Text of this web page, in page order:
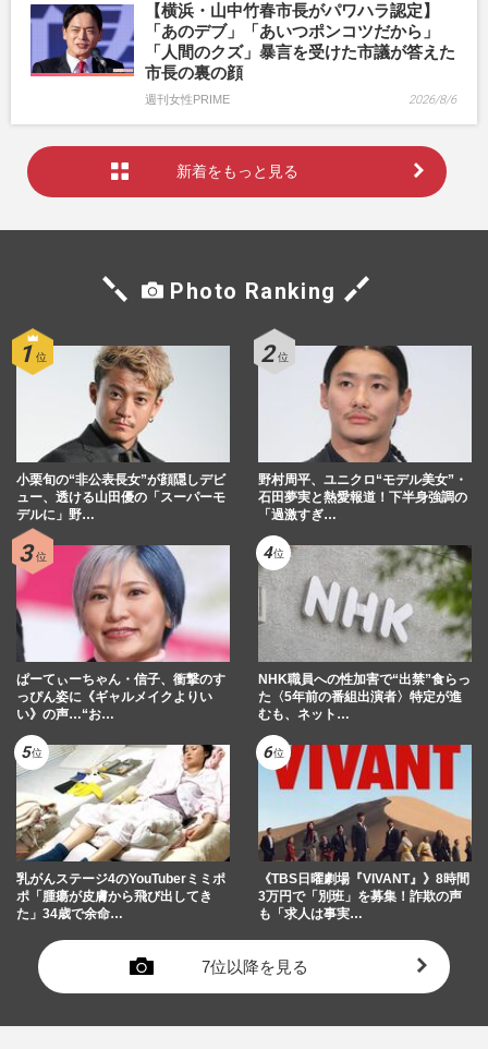
【横浜・山中竹春市長がパワハラ認定】
「あのデブ」「あいつポンコツだから」
「人間のクズ」暴言を受けた市議が答えた
市長の裏の顔
週刊女性PRIME 2026/8/6
新着をもっと見る
Photo Ranking
小栗旬の“非公表長女”が顔隠しデビ
ュー、透ける山田優の「スーパーモ
デルに」野…
野村周平、ユニクロ“モデル美女”・
石田夢実と熱愛報道！下半身強調の
「過激すぎ…
ぱーてぃーちゃん・信子、衝撃のす
っぴん姿に《ギャルメイクよりい
い》の声…“お…
NHK職員への性加害で“出禁”食らっ
た〈5年前の番組出演者〉特定が進
むも、ネット…
乳がんステージ4のYouTuberミミポ
ポ「腫瘍が皮膚から飛び出してき
た」34歳で余命…
《TBS日曜劇場『VIVANT』》8時間
3万円で「別班」を募集！詐欺の声
も「求人は事実…
7位以降を見る